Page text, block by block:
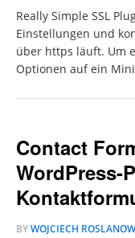
Really Simple SSL
Einstellungen und
über https läuft. Um
Optionen auf ein
Contact
WordPress-
BYWOJCIECH